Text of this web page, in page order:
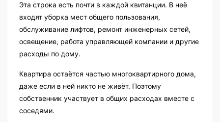
Эта строка есть почти в каждой квитанции. В неё
входят уборка мест общего пользования,
обслуживание лифтов, ремонт инженерных сетей,
освещение, работа управляющей компании и другие
расходы по дому.
Квартира остаётся частью многоквартирного дома,
даже если в ней никто не живёт. Поэтому
собственник участвует в общих расходах вместе с
соседями.